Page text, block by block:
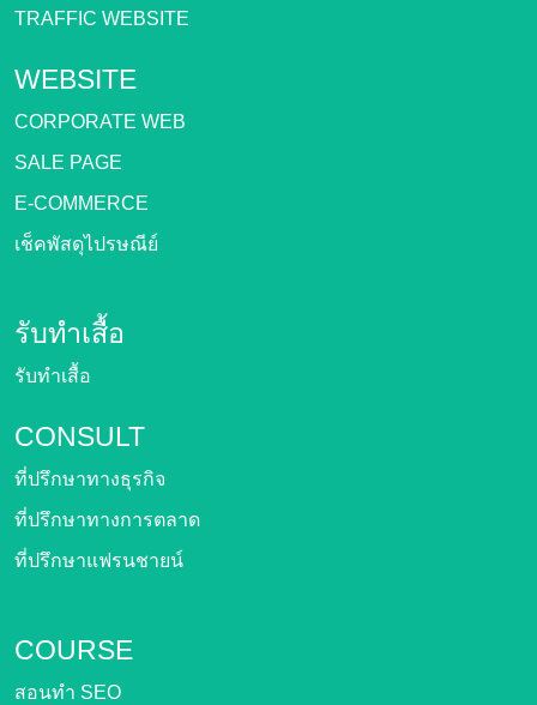
TRAFFIC WEBSITE
WEBSITE
CORPORATE WEB
SALE PAGE
E-COMMERCE
เช็คพัสดุไปรษณีย์
รับทำเสื้อ
รับทำเสื้อ
CONSULT
ที่ปรึกษาทางธุรกิจ
ที่ปรึกษาทางการตลาด
ที่ปรึกษาแฟรนชายน์
COURSE
สอนทำ SEO